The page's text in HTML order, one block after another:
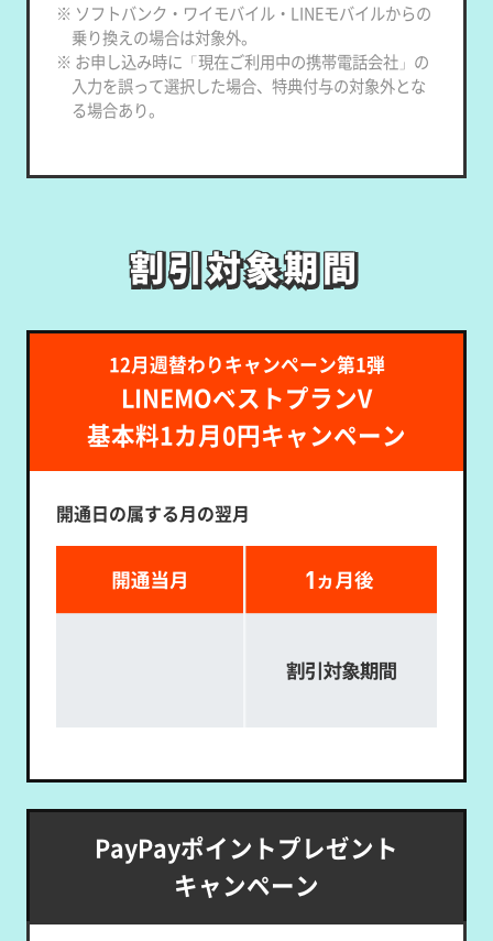
※ ソフトバンク・ワイモバイル・LINEモバイルからの
乗り換えの場合は対象外。
※ お申し込み時に「現在ご利用中の携帯電話会社」の
入力を誤って選択した場合、特典付与の対象外とな
る場合あり。
割引対象期間
割引対象期間
12月週替わりキャンペーン第1弾
LINEMOベストプランV
基本料1カ月0円キャンペーン
開通日の属する月の翌月
PayPayポイントプレゼント
キャンペーン